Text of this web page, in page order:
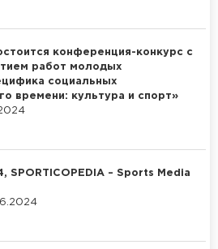
конференция-конкурс с
работ молодых
социальных
времени: культура и спорт»
– Sports Media